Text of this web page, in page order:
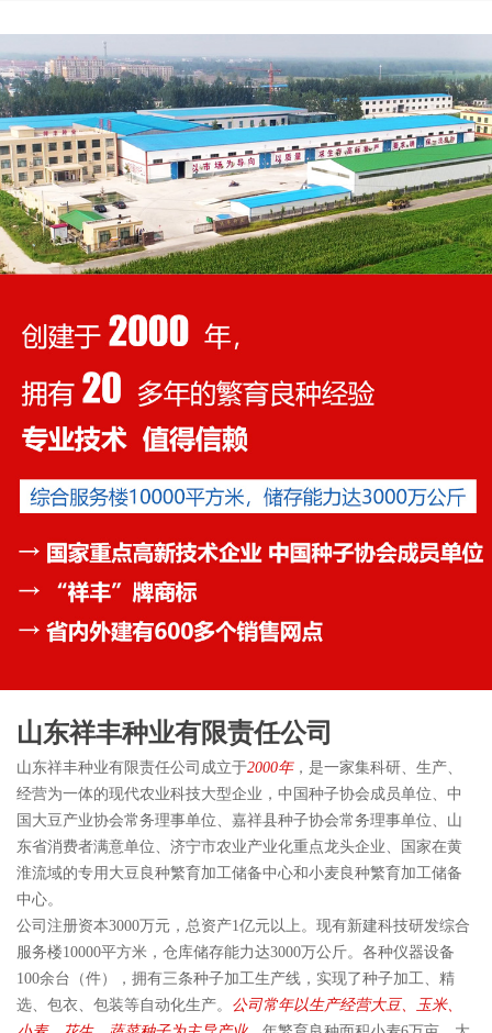
山东祥丰种业有限责任公司
山东祥丰种业有限责任公司成立于2000年，是一家集科研、生产、
经营为一体的现代农业科技大型企业，中国种子协会成员单位、中
国大豆产业协会常务理事单位、嘉祥县种子协会常务理事单位、山
东省消费者满意单位、济宁市农业产业化重点龙头企业、国家在黄
淮流域的专用大豆良种繁育加工储备中心和小麦良种繁育加工储备
中心。
公司注册资本3000万元，总资产1亿元以上。现有新建科技研发综合
服务楼10000平方米，仓库储存能力达3000万公斤。各种仪器设备
100余台（件），拥有三条种子加工生产线，实现了种子加工、精
选、包衣、包装等自动化生产。 公司常年以生产经营大豆、玉米、